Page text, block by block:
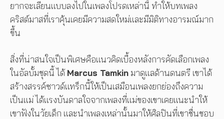
ยากจะเลียนแบบลงไปในเพลงโปรดเหล่านี้ ทำให้บทเพลง
คริสต์มาสที่เราคุ้นเคยมีความสดใหม่และมีมิติทางอารมณ์มาก
ขึ้น
สิ่งที่น่าสนใจเป็นพิเศษคือแนวคิดเบื้องหลังการคัดเลือกเพลง
ในอัลบั้มชุดนี้ ได้Marcus Tamkin มาดูแลด้านดนตรี เขาได้
สร้างสรรค์ซาวด์แทร็กนี้ให้เป็นเสมือนเพลงยกย่องถึงความ
เป็นแม่ ได้แรงบันดาลใจจากเพลงที่แม่ของเขาเคยแนะนำให้
เขาฟังในวัยเด็ก และนำเพลงเหล่านั้นมาให้ศิลปินที่เขาชื่นชอบ